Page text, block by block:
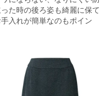
た時の後ろ姿も綺麗に保て
入れが簡単なのもポイン